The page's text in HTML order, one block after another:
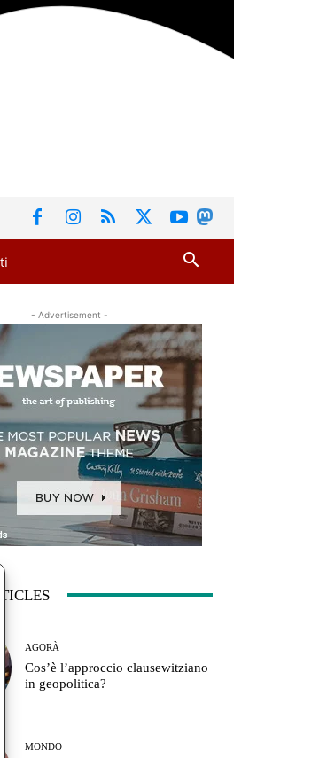
- Advertisement -
AGORÀ
Cos’è l’approccio clausewitziano
in geopolitica?
MONDO